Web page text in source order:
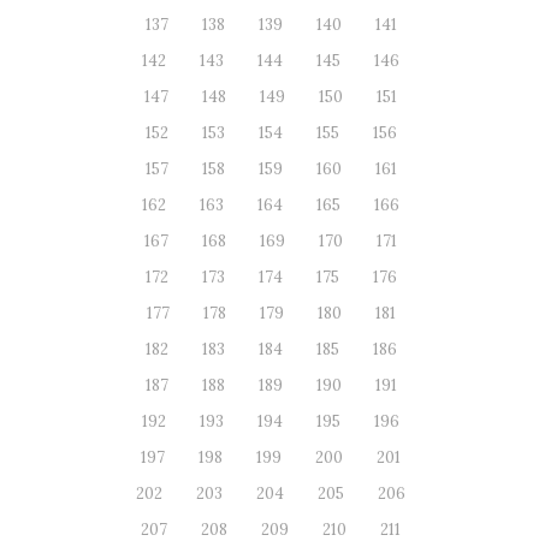
137
138 139 140
141
142
143 144 145
146
147
148 149 150
151
152
153 154 155
156
157
158 159 160
161
162
163 164 165
166
167
168 169 170
171
172
173 174 175
176
177
178 179 180
181
182
183 184 185
186
187
188 189 190
191
192
193 194 195
196
197
198 199 200
201
202
203 204 205
206
207
208 209 210 211